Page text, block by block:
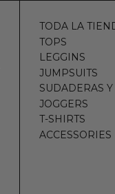
TODA LA
TOPS
LEGGINS
JUMPSUITS
SUDADERAS
JOGGERS
T-SHIRTS
ACCESSORIES